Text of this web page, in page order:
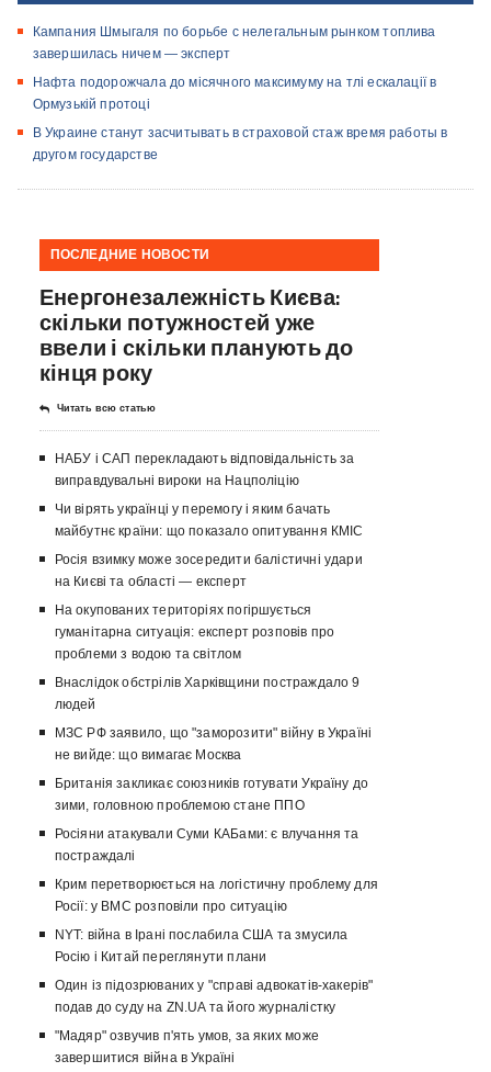
Кампания Шмыгаля по борьбе с нелегальным рынком топлива
завершилась ничем — эксперт
Нафта подорожчала до місячного максимуму на тлі ескалації в
Ормузькій протоці
В Украине станут засчитывать в страховой стаж время работы в
другом государстве
ПОСЛЕДНИЕ НОВОСТИ
Енергонезалежність Києва:
скільки потужностей уже
ввели і скільки планують до
кінця року
Читать всю статью
НАБУ і САП перекладають відповідальність за
виправдувальні вироки на Нацполіцію
Чи вірять українці у перемогу і яким бачать
майбутнє країни: що показало опитування КМІС
Росія взимку може зосередити балістичні удари
на Києві та області — експерт
На окупованих територіях погіршується
гуманітарна ситуація: експерт розповів про
проблеми з водою та світлом
Внаслідок обстрілів Харківщини постраждало 9
людей
МЗС РФ заявило, що "заморозити" війну в Україні
не вийде: що вимагає Москва
Британія закликає союзників готувати Україну до
зими, головною проблемою стане ППО
Росіяни атакували Суми КАБами: є влучання та
постраждалі
Крим перетворюється на логістичну проблему для
Росії: у ВМС розповіли про ситуацію
NYT: війна в Ірані послабила США та змусила
Росію і Китай переглянути плани
Один із підозрюваних у "справі адвокатів-хакерів"
подав до суду на ZN.UA та його журналістку
"Мадяр" озвучив п'ять умов, за яких може
завершитися війна в Україні